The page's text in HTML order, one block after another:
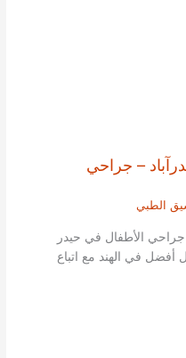
– جراحي
الطبي
الأطفال في حيدر
أفضل في الهند مع اتباع